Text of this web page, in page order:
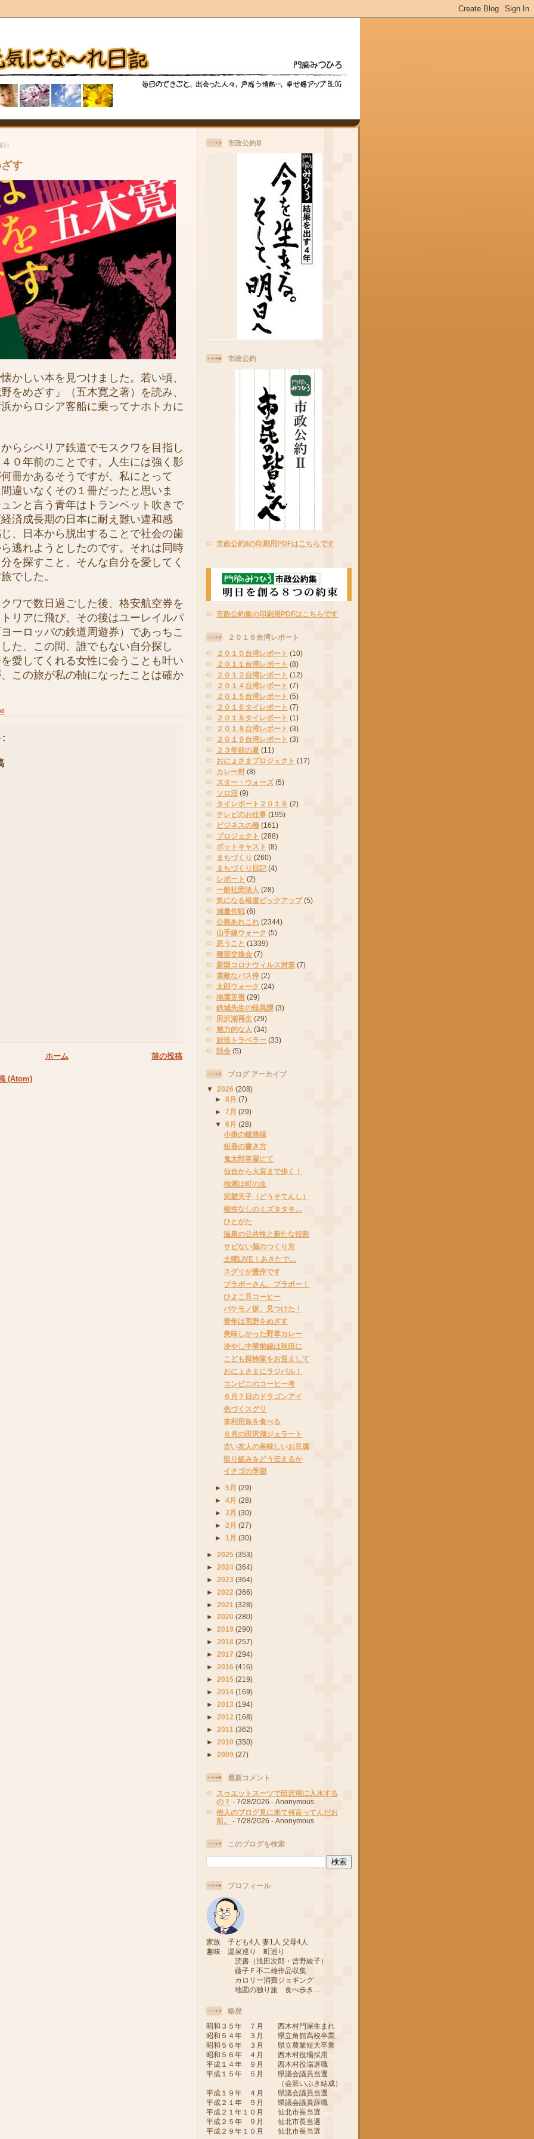
日
す
しい本を見つけました。若い頃、
をめざす」（五木寛之著）を読み、
からロシア客船に乗ってナホトカに
らシベリア鉄道でモスクワを目指し
０年前のことです。人生には強く影
冊かあるそうですが、私にとって
違いなくその１冊だったと思いま
ンと言う青年はトランペット吹きで
済成長期の日本に耐え難い違和感
、日本から脱出することで社会の歯
逃れようとしたのです。それは同時
を探すこと、そんな自分を愛してく
でした。
ワで数日過ごした後、格安航空券を
リアに飛び、その後はユーレイルパ
ーロッパの鉄道周遊券）であっちこ
た。この間、誰でもない自分探し
愛してくれる女性に会うことも叶い
この旅が私の軸になったことは確か
:
前の投稿
ホーム
(Atom)
市政公約Ⅲ
市政公約
市政公約IIの印刷用PDFはこちらです
市政公約集の印刷用PDFはこちらです
２０１６台湾レポート
２０１０台湾レポート (10)
２０１１台湾レポート (8)
２０１２台湾レポート (12)
２０１４台湾レポート (7)
２０１５台湾レポート (5)
２０１６タイレポート (7)
２０１８タイレポート (1)
２０１８台湾レポート (3)
２０１９台湾レポート (3)
２３年前の夏 (11)
おにょさまプロジェクト (17)
カレー村 (8)
スター・ウォーズ (5)
ソロ活 (9)
タイレポート２０１８ (2)
テレビのお仕事 (195)
ビジネスの種 (161)
プロジェクト (288)
ポットキャスト (8)
まちづくり (260)
まちづくり日記 (4)
レポート (2)
一般社団法人 (28)
気になる報道ピックアップ (5)
減量作戦 (6)
公務あれこれ (2344)
山手線ウォーク (5)
思うこと (1339)
種苗交換会 (7)
新型コロナウィルス対策 (7)
素敵なバス停 (2)
太郎ウォーク (24)
地震災害 (29)
鉄城先生の怪異譚 (3)
田沢湖再生 (29)
魅力的な人 (34)
妖怪トラベラー (33)
話会 (5)
ブログ アーカイブ
▼ 2026 (208)
►8月(7)
►7月(29)
▼6月(28)
小掛の鐘馗様
短冊の書き方
鬼太郎茶屋にて
仙台から大宮まで歩く！
地酒は町の血
泥塑天子（どうそてんし）
根性なしのミズタタキ…
ひとがた
温泉の公共性と新たな役割
サビない脳のつくり方
土曜LIVE！あきたで…
スグリが豊作です
ブラボーさん、ブラボー！
ひよこ豆コーヒー
バケモノ坂、見つけた！
青年は荒野をめざす
美味しかった野草カレー
冷やし中華前線は秋田に
こども探検隊をお迎えして
おにょさまにラジパル！
コンビニのコーヒー考
６月７日のドラゴンアイ
色づくスグリ
未利用魚を食べる
６月の田沢湖ジェラート
古い友人の美味しいお豆腐
取り組みをどう伝えるか
イチゴの季節
►5月(29)
►4月(28)
►3月(30)
►2月(27)
► 1月(30)
► 2025 (353)
► 2024 (364)
► 2023 (364)
► 2022 (366)
► 2021 (328)
► 2020 (280)
► 2019 (290)
► 2018 (257)
► 2017 (294)
► 2016 (416)
► 2015 (219)
► 2014 (169)
► 2013 (194)
► 2012 (168)
► 2011 (362)
► 2010 (350)
► 2009 (27)
最新コメント
スゥエットスーツで田沢湖に入水する
の？ - 7/28/2026 - Anonymous
他人のブログ見に来て何言ってんだお
前。
- 7/28/2026 - Anonymous
このブログを検索
プロフィール
家族 子ども4人 妻1人 父母4人
趣味 温泉巡り 町巡り
読書（浅田次郎・曾野綾子）
藤子Ｆ不二雄作品収集
カロリー消費ジョギング
地図の独り旅 食べ歩き…
略歴
昭和３５年 ７月 西木村門屋生まれ
昭和５４年 ３月 県立角館高校卒業
昭和５６年 ３月 県立農業短大卒業
昭和５６年 ４月 西木村役場採用
平成１４年 ９月 西木村役場退職
平成１５年 ５月 県議会議員当選
（会派いぶき結成）
平成１９年 ４月 県議会議員当選
平成２１年 ９月 県議会議員辞職
平成２１年１０月 仙北市長当選
平成２５年 ９月 仙北市長当選
平成２９年１０月 仙北市長当選